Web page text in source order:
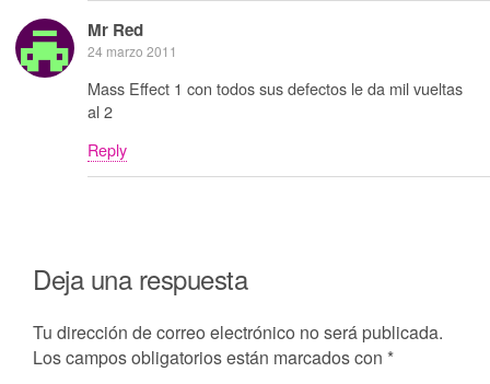
Mr Red
24 marzo 2011
Mass Effect 1 con todos sus defectos le da mil vueltas
al 2
Reply
Deja una respuesta
Tu dirección de correo electrónico no será publicada.
Los campos obligatorios están marcados con *